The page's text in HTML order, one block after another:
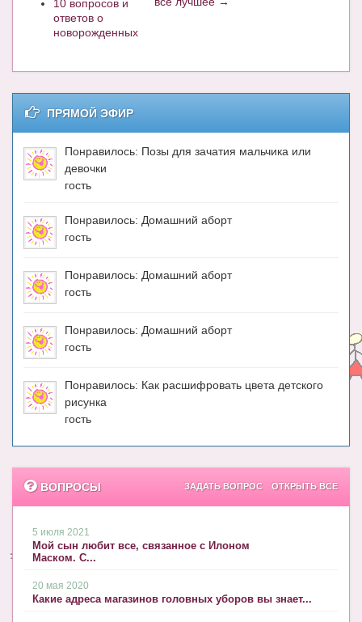
10 вопросов и
ответов о
новорожденных
ПРЯМОЙ ЭФИР
Понравилось: Позы для зачатия мальчика или
девочки
гость
Понравилось: Домашний аборт
гость
Понравилось: Домашний аборт
гость
Понравилось: Домашний аборт
гость
Понравилось: Как расшифровать цвета детского
рисунка
гость
ВОПРОСЫ ОТКРЫТЬ ВСЕ
ЗАДАТЬ ВОПРОС
5 июля 2021
Мой сын любит все, связанное с Илоном
Маском. С...
20 мая 2020
Какие адреса магазинов головных уборов вы знает...